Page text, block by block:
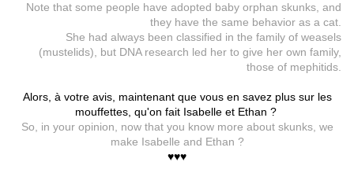
Note that some people have adopted baby orphan skunks, and
they have the same behavior as a cat.
She had always been classified in the family of weasels
(mustelids), but DNA research led her to give her own family,
those of mephitids.
Alors, à votre avis, maintenant que vous en savez plus sur les
mouffettes, qu'on fait Isabelle et Ethan ?
So, in your opinion, now that you know more about skunks, we
make Isabelle and Ethan ?
♥♥♥